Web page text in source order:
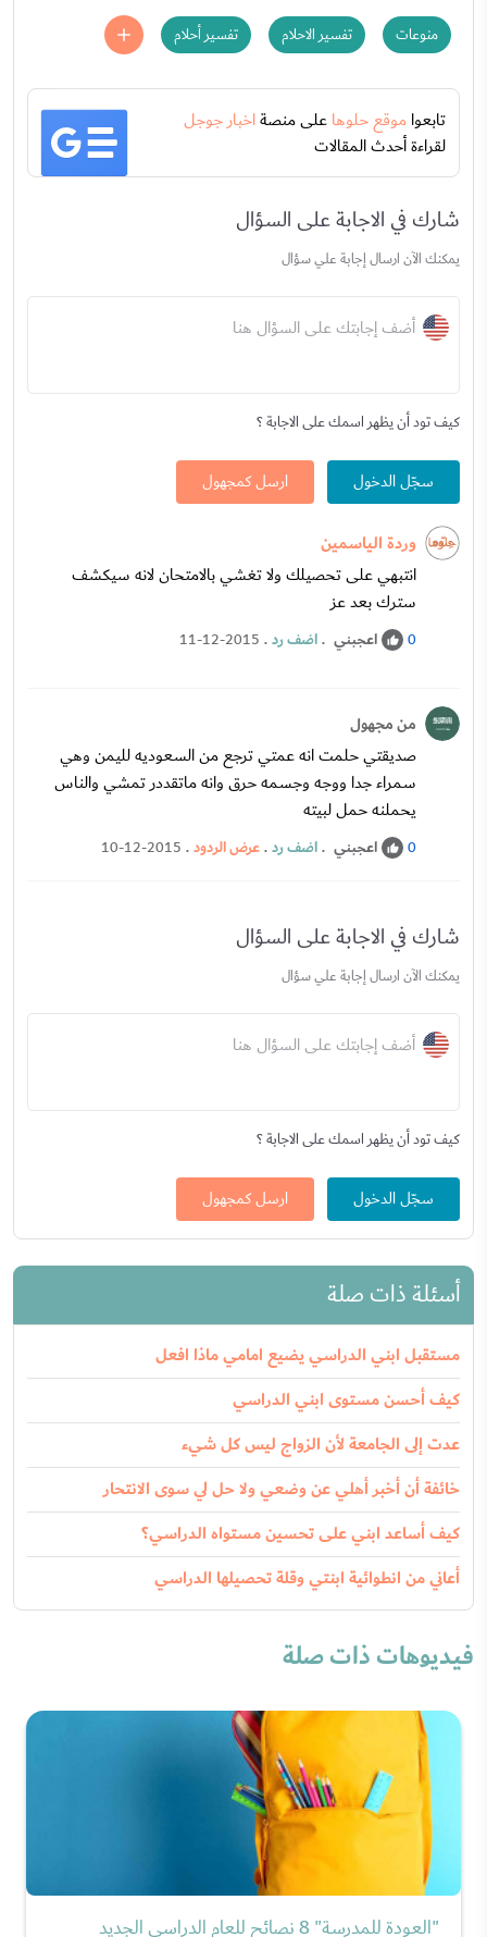
منوعات تفسير الاحلام تفسير أحلام
تابعواموقع حلوهاعلى منصةاخبار جوجل
لقراءة أحدث المقالات
شارك في الاجابة على السؤال
يمكنك الآن ارسال إجابة علي سؤال
أضف إجابتك على السؤال هنا
كيف تود أن يظهر اسمك على الاجابة ؟
سجّل الدخول ارسل كمجهول
وردة الياسمين
انتبهي على تحصيلك ولا تغشي بالامتحان لانه سيكشف
سترك بعد عز
0 اعجبني .اضف رد.
11-12-2015
من مجهول
صديقتي حلمت انه عمتي ترجع من السعوديه لليمن وهي
سمراء جدا ووجه وجسمه حرق وانه ماتقددر تمشي والناس
يحملنه حمل لبيته
0 اعجبني .اضف رد.عرض الردود.
10-12-2015
شارك في الاجابة على السؤال
يمكنك الآن ارسال إجابة علي سؤال
أضف إجابتك على السؤال هنا
كيف تود أن يظهر اسمك على الاجابة ؟
سجّل الدخول ارسل كمجهول
أسئلة ذات صلة
مستقبل ابني الدراسي يضيع امامي ماذا افعل
كيف أحسن مستوى ابني الدراسي
عدت إلى الجامعة لأن الزواج ليس كل شيء
خائفة أن أخبر أهلي عن وضعي ولا حل لي سوى الانتحار
كيف أساعد ابني على تحسين مستواه الدراسي؟
أعاني من انطوائية ابنتي وقلة تحصيلها الدراسي
فيديوهات ذات صلة
"العودة للمدرسة" 8 نصائح للعام الدراسي الجديد